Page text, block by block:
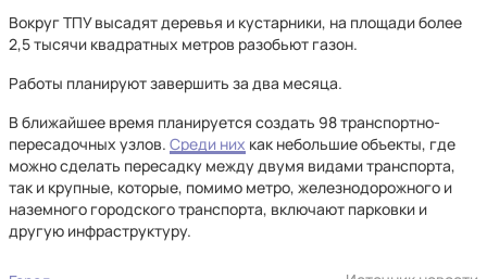
Вокруг ТПУ высадят деревья и кустарники, на площади более
2,5 тысячи квадратных метров разобьют газон.
Работы планируют завершить за два месяца.
В ближайшее время планируется создать 98 транспортно-
пересадочных узлов. Среди них как небольшие объекты, где
можно сделать пересадку между двумя видами транспорта,
так и крупные, которые, помимо метро, железнодорожного и
наземного городского транспорта, включают парковки и
другую инфраструктуру.